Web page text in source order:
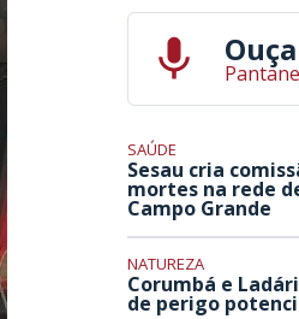
SAÚDE
Sesau cria
mortes na rede
Campo Grande
NATUREZA
Corumbá e
de perigo